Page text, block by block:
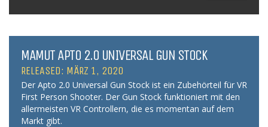
MAMUT APTO 2.0 UNIVERSAL GUN STOCK
RELEASED: MÄRZ 1, 2020
Der Apto 2.0 Universal Gun Stock ist ein Zubehörteil für VR
First Person Shooter. Der Gun Stock funktioniert mit den
allermeisten VR Controllern, die es momentan auf dem
Markt gibt.